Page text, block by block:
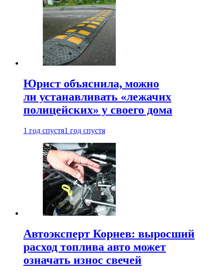
Юрист объяснила, можно
ли устанавливать «лежачих
полицейских» у своего дома
1 год спустя1 год спустя
Автоэксперт Корнев: выросший
расход топлива авто может
означать износ свечей